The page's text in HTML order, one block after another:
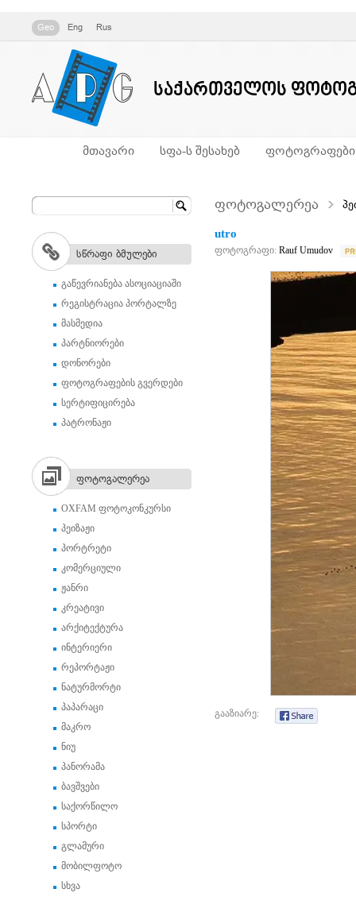
Geo Eng Rus
საქართველოს
მთავარი სფა-ს შესახებ ფოტოგრაფები
სწრაფი ბმულები
გაწევრიანება ასოციაციაში
რეგისტრაცია პორტალზე
მასმედია
პარტნიორები
დონორები
ფოტოგრაფების გვერდები
სერტიფიცირება
პატრონაჟი
ფოტოგალერეა
OXFAM ფოტოკონკურსი
პეიზაჟი
პორტრეტი
კომერციული
ჟანრი
კრეატივი
არქიტექტურა
ინტერიერი
რეპორტაჟი
ნატურმორტი
პაპარაცი
მაკრო
ნიუ
პანორამა
ბავშვები
საქორწილო
სპორტი
გლამური
მობილფოტო
სხვა
ფოტოგალერეა
utro
ფოტოგრაფი: Rauf Umudov
გააზიარე: